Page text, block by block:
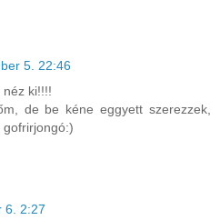
5. 22:46
ki!!!!
de be kéne eggyett szerezzek,
6. 2:27